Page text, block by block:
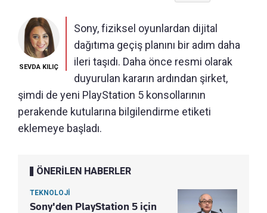
SEVDA KILIÇ
Sony, fiziksel oyunlardan dijital
dağıtıma geçiş planını bir adım daha
ileri taşıdı. Daha önce resmi olarak
duyurulan kararın ardından şirket,
şimdi de yeni PlayStation 5 konsollarının
perakende kutularına bilgilendirme etiketi
eklemeye başladı.
ÖNERİLEN HABERLER
TEKNOLOJİ
Sony'den PlayStation 5 için